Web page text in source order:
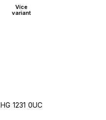
Více
variant
HG 1231 0UC